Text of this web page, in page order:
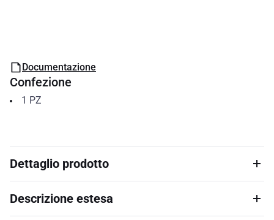
Documentazione
Confezione
1 PZ
Dettaglio prodotto
Descrizione estesa